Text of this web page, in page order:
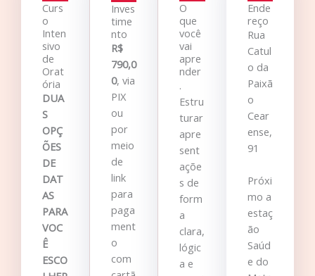
Curs
o
Inten
sivo
de
Orat
ória
DUA
S
OPÇ
ÕES
DE
DAT
AS
PARA
VOC
Ê
ESCO
Inves
time
nto
R$
790,0
0, via
PIX
ou
por
meio
de
link
para
paga
ment
o
com
O
que
você
vai
apre
nder
.
Estru
turar
apre
sent
açõe
s de
form
a
clara,
lógic
a e
Ende
reço
Rua
Catul
o da
Paixã
o
Cear
ense,
91
Próxi
mo a
estaç
ão
Saúd
e do